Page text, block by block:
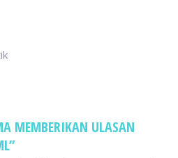
MEMBERIKAN ULASAN